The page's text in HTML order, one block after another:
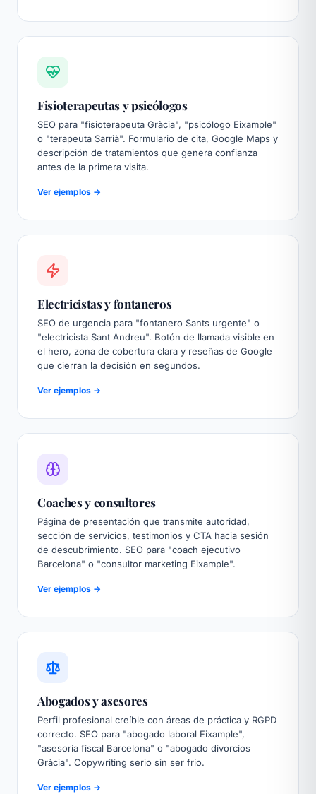
Fisioterapeutas y psicólogos
SEO para "fisioterapeuta Gràcia", "psicólogo Eixample"
o "terapeuta Sarrià". Formulario de cita, Google Maps y
descripción de tratamientos que genera confianza
antes de la primera visita.
Ver ejemplos →
Electricistas y fontaneros
SEO de urgencia para "fontanero Sants urgente" o
"electricista Sant Andreu". Botón de llamada visible en
el hero, zona de cobertura clara y reseñas de Google
que cierran la decisión en segundos.
Ver ejemplos →
Coaches y consultores
Página de presentación que transmite autoridad,
sección de servicios, testimonios y CTA hacia sesión
de descubrimiento. SEO para "coach ejecutivo
Barcelona" o "consultor marketing Eixample".
Ver ejemplos →
Abogados y asesores
Perfil profesional creíble con áreas de práctica y RGPD
correcto. SEO para "abogado laboral Eixample",
"asesoría fiscal Barcelona" o "abogado divorcios
Gràcia". Copywriting serio sin ser frío.
Ver ejemplos →